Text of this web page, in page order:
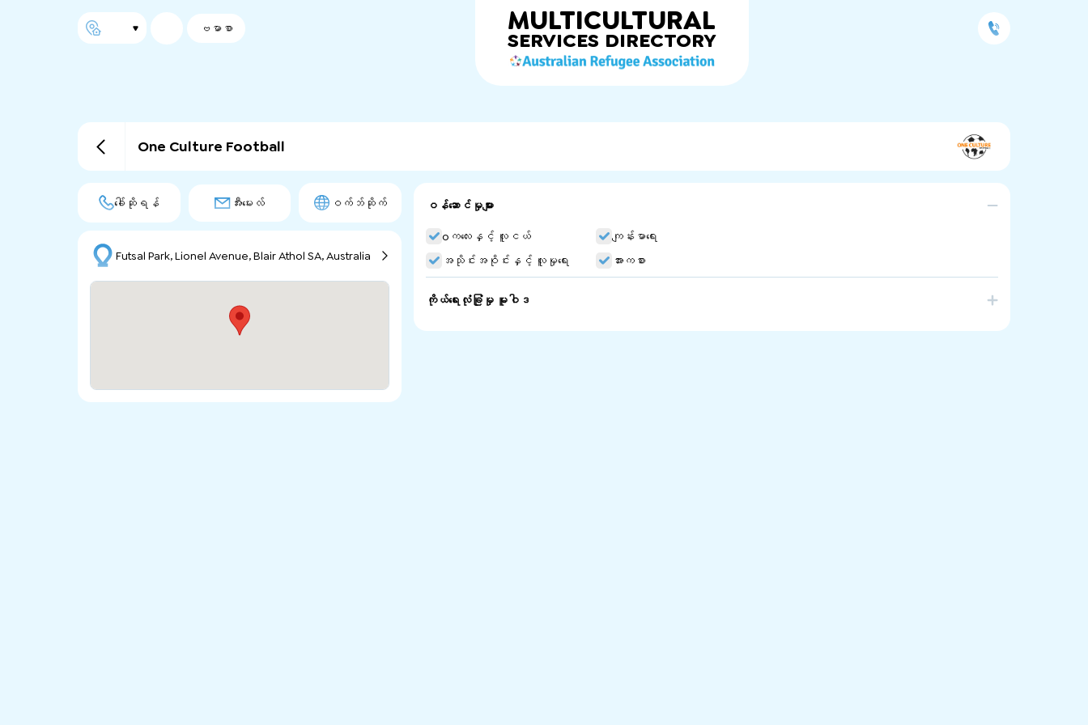
ဗမာစာ MULTICULTURAL
SERVICES DIRECTORY
One Culture Football
ခေါ်ဆိုရန် အီးမေးလ် ဝက်ဘ်ဆိုက်
Futsal Park, Lionel Avenue, Blair Athol SA, Australia
ဝန်ဆောင်မှုများ
oကလေးနှင့် လူငယ်
ကျန်းမာရေး
အသိုင်းအဝိုင်းနှင့် လူမှုရေး
အားကစား
ကိုယ်ရေးလုံခြုံမှု မူဝါဒ